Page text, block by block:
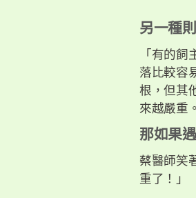
另一種
「有的
落比較容
根，但其
來越嚴重
那如果
蔡醫師笑
重了！」